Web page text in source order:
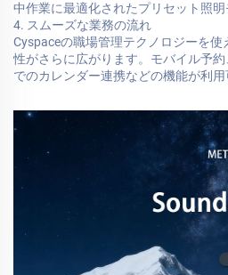
中作業に最適化されたプリセット照明
4. スムーズな業務の流れ
Cyspaceの職場管理テクノロジーを
性がさらに広がります。モバイル予
でのカレンダー連携などの機能が利用